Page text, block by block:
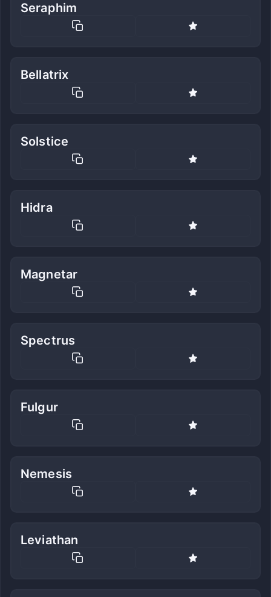
Seraphim
Bellatrix
Solstice
Hidra
Magnetar
Spectrus
Fulgur
Nemesis
Leviathan